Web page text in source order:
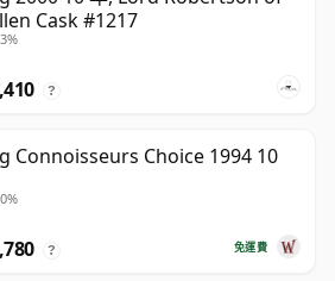
Cask #1217
?
Connoisseurs Choice 1994 10
免運費
?